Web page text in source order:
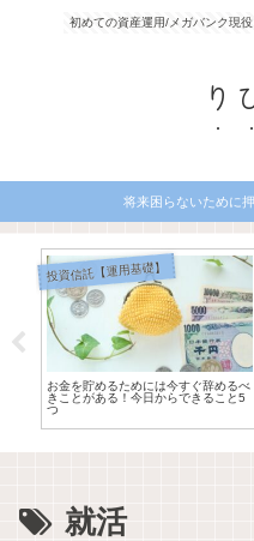
初めての資産運用/メガバンク現
り
将来困らないために
投資信託【運用基礎】
お金を貯めるためには今すぐ辞めるべ
きことがある！今日からできること5
つ
就活